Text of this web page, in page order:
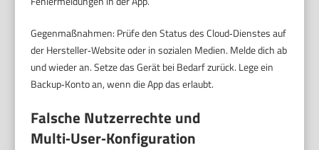
Gegenmaßnahmen: Prüfe den Status des Cloud‑Dienstes auf
der Hersteller‑Website oder in sozialen Medien. Melde dich ab
und wieder an. Setze das Gerät bei Bedarf zurück. Lege ein
Backup‑Konto an, wenn die App das erlaubt.
Falsche Nutzerrechte und
Multi‑User‑Konfiguration